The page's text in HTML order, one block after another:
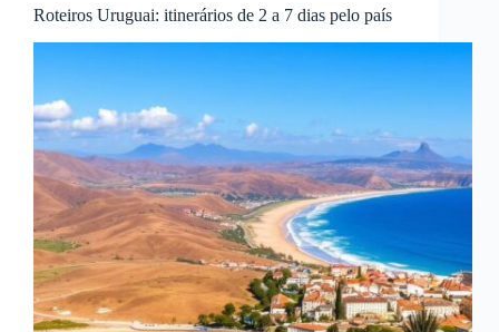
Roteiros Uruguai: itinerários de 2 a 7 dias pelo país